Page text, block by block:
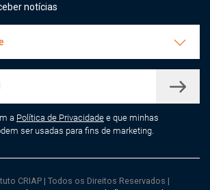
notícias
a Política de Privacidade e que minhas
ser usadas para fins de marketing.
CRIAP | Todos os Direitos Reservados |